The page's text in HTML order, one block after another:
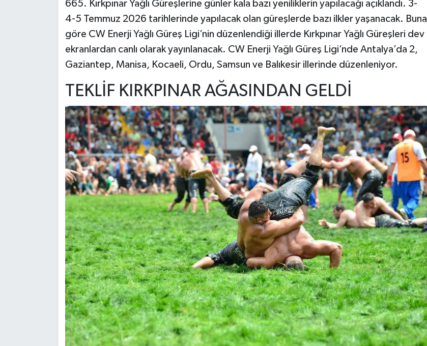
665. Kırkpınar Yağlı Güreşlerine günler kala bazı yeniliklerin yapılacağı açıklandı. 3-
4-5 Temmuz 2026 tarihlerinde yapılacak olan güreşlerde bazı ilkler yaşanacak. Buna
göre CW Enerji Yağlı Güreş Ligi’nin düzenlendiği illerde Kırkpınar Yağlı Güreşleri dev
ekranlardan canlı olarak yayınlanacak. CW Enerji Yağlı Güreş Ligi’nde Antalya’da 2,
Gaziantep, Manisa, Kocaeli, Ordu, Samsun ve Balıkesir illerinde düzenleniyor.
TEKLİF KIRKPINAR AĞASINDAN GELDİ